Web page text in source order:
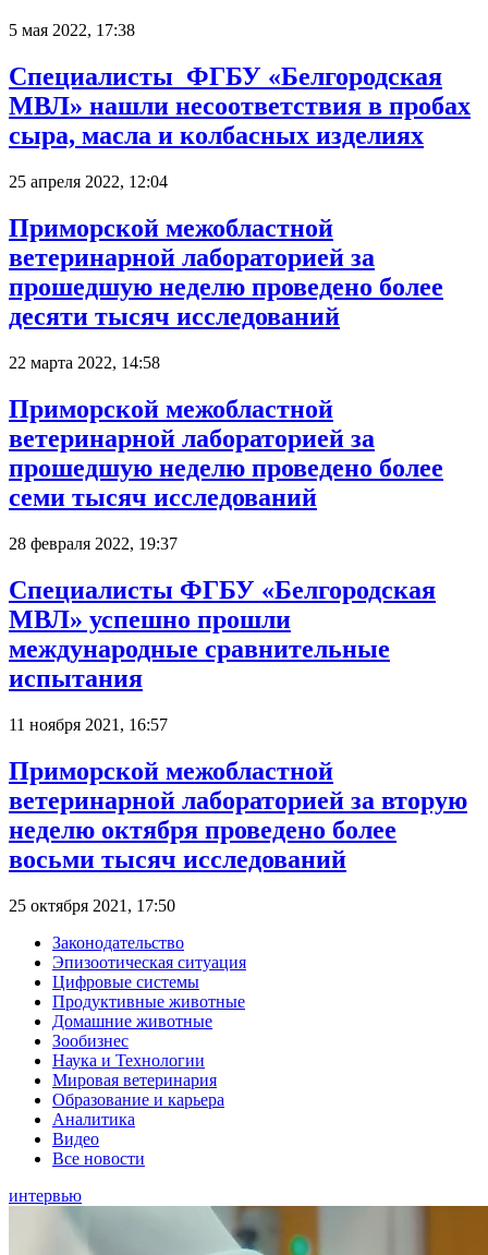
5 мая 2022, 17:38
Специалисты ФГБУ «Белгородская
МВЛ» нашли несоответствия в пробах
сыра, масла и колбасных изделиях
25 апреля 2022, 12:04
Приморской межобластной
ветеринарной лабораторией за
прошедшую неделю проведено более
десяти тысяч исследований
22 марта 2022, 14:58
Приморской межобластной
ветеринарной лабораторией за
прошедшую неделю проведено более
семи тысяч исследований
28 февраля 2022, 19:37
Специалисты ФГБУ «Белгородская
МВЛ» успешно прошли
международные сравнительные
испытания
11 ноября 2021, 16:57
Приморской межобластной
ветеринарной лабораторией за вторую
неделю октября проведено более
восьми тысяч исследований
25 октября 2021, 17:50
Законодательство
Эпизоотическая ситуация
Цифровые системы
Продуктивные животные
Домашние животные
Зообизнес
Наука и Технологии
Мировая ветеринария
Образование и карьера
Аналитика
Видео
Все новости
интервью